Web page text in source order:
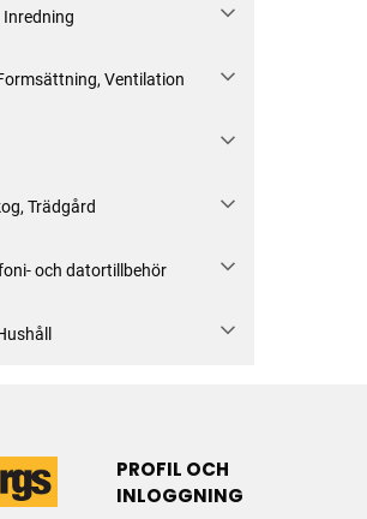
Inredning
Ventilation
Trädgård
och datortillbehör
PROFIL OCH
INLOGGNING